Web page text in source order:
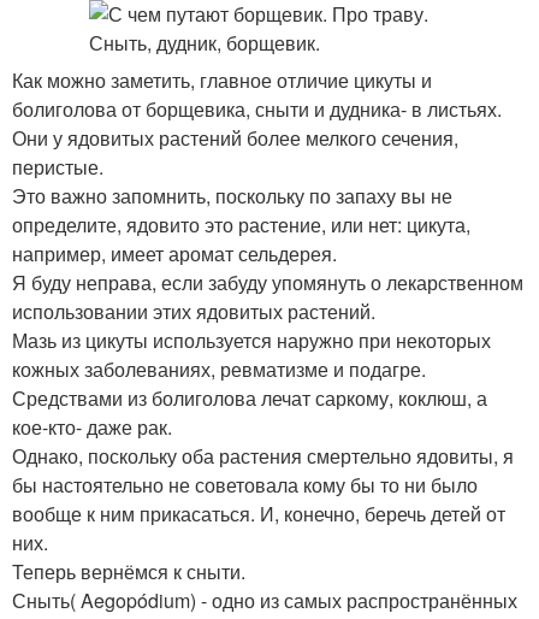
Как можно заметить, главное отличие цикуты и
болиголова от борщевика, сныти и дудника- в листьях.
Они у ядовитых растений более мелкого сечения,
перистые.
Это важно запомнить, поскольку по запаху вы не
определите, ядовито это растение, или нет: цикута,
например, имеет аромат сельдерея.
Я буду неправа, если забуду упомянуть о лекарственном
использовании этих ядовитых растений.
Мазь из цикуты используется наружно при некоторых
кожных заболеваниях, ревматизме и подагре.
Средствами из болиголова лечат саркому, коклюш, а
кое-кто- даже рак.
Однако, поскольку оба растения смертельно ядовиты, я
бы настоятельно не советовала кому бы то ни было
вообще к ним прикасаться. И, конечно, беречь детей от
них.
Теперь вернёмся к сныти.
Сныть( Aegopódium) - одно из самых распространённых